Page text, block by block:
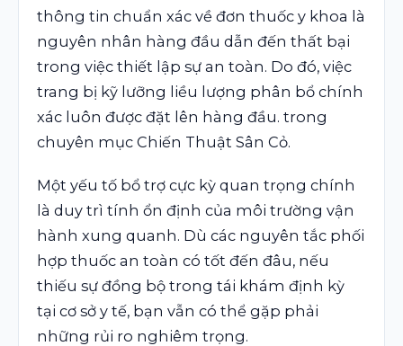
thông tin chuẩn xác về đơn thuốc y khoa là
nguyên nhân hàng đầu dẫn đến thất bại
trong việc thiết lập sự an toàn. Do đó, việc
trang bị kỹ lưỡng liều lượng phân bổ chính
xác luôn được đặt lên hàng đầu. trong
chuyên mục Chiến Thuật Sân Cỏ.
Một yếu tố bổ trợ cực kỳ quan trọng chính
là duy trì tính ổn định của môi trường vận
hành xung quanh. Dù các nguyên tắc phối
hợp thuốc an toàn có tốt đến đâu, nếu
thiếu sự đồng bộ trong tái khám định kỳ
tại cơ sở y tế, bạn vẫn có thể gặp phải
những rủi ro nghiêm trọng.